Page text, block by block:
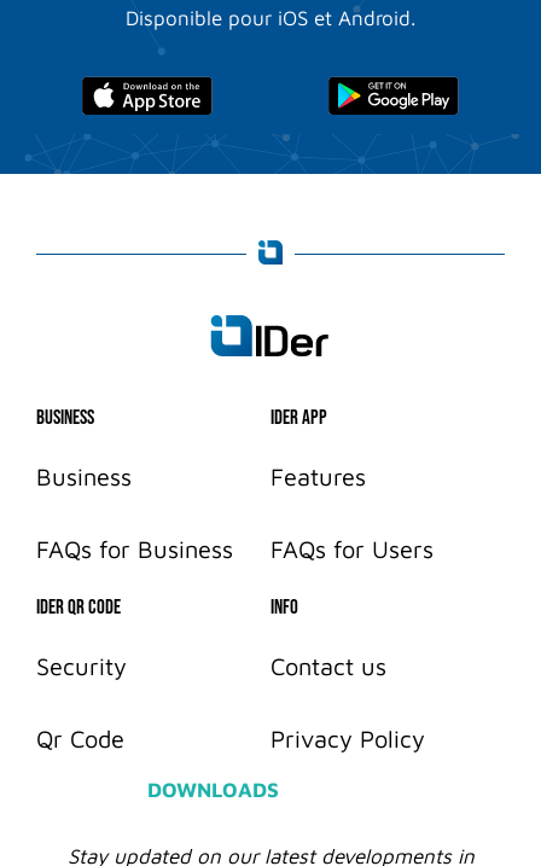
Disponible pour iOS et Android.
Business
Business
FAQs for Business
IDer App
Features
FAQs for Users
IDER QR CODE
Security
Qr Code
info
Contact us
Privacy Policy
DOWNLOADS
Stay updated on our latest developments in